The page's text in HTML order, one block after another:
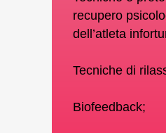
recupero
dell’atleta
Tecniche di
Biofeedback;